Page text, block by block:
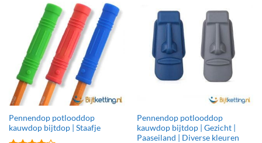
Pennendop potlooddop
kauwdop bijtdop | Staafje
Pennendop potlooddop
kauwdop bijtdop | Gezicht |
Paaseiland | Diverse kleuren